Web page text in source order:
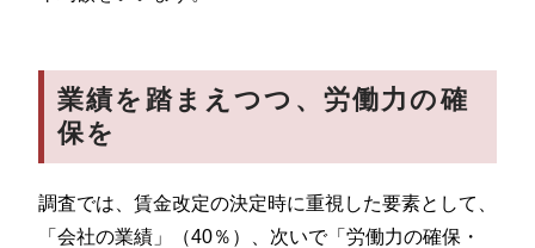
業績を踏まえつつ、労働力の確
保を
調査では、賃金改定の決定時に重視した要素として、
「会社の業績」（40％）、次いで「労働力の確保・